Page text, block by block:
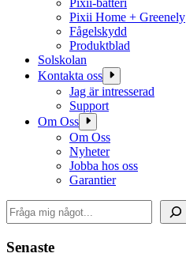
Pixii Home + Greenely
Fågelskydd
Produktblad
Solskolan
Kontakta oss
Jag är intresserad
Support
Om Oss
Om Oss
Nyheter
Jobba hos oss
Garantier
Sök
Senaste